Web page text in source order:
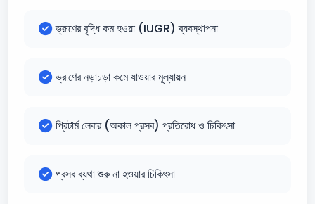
ভ্রূণের বৃদ্ধি কম হওয়া (IUGR) ব্যবস্থাপনা
ভ্রূণের নড়াচড়া কমে যাওয়ার মূল্যায়ন
প্রিটার্ম লেবার (অকাল প্রসব) প্রতিরোধ ও চিকিৎসা
প্রসব ব্যথা শুরু না হওয়ার চিকিৎসা